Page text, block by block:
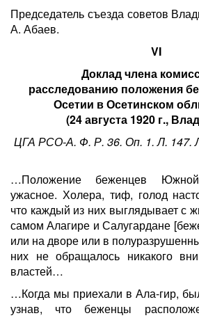
Председатель съезда советов
А. Абаев.
VI
Доклад члена
расследованию положения
Осетии в Осетинском
(24 августа 1920 г.,
ЦГА РСО-А. Ф. Р. 36. Оп. 1. Л. 147.
…Положение беженцев
ужасное. Холера, тиф, голод
что каждый из них выглядывает с
самом Алагире и Салугардане
или на дворе или в
них не обращалось никакого
властей…
…Когда мы приехали в Ала-гир,
узнав, что беженцы